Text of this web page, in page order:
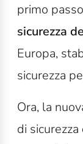
primo
sicurezza
Europa,
sicurezza
Ora, la
di